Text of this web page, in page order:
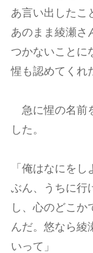
あ言い出したこ
あのまま綾瀬さ
つかないことに
惺も認めてくれ
急に惺の名前
した。
「俺はなにを
ぶん、うちに行
し、心のどこか
んだ。悠なら綾
いって」